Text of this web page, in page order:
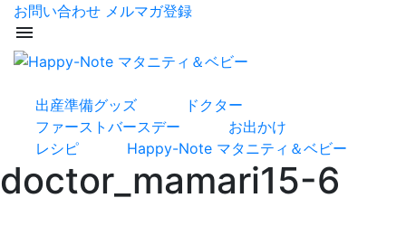
お問い合わせ メルマガ登録
menu
出産準備グッズ
ドクター
ファーストバースデー
お出かけ
レシピ
Happy-Note マタニティ＆ベビー
doctor_mamari15-6